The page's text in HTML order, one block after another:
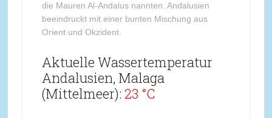
die Mauren Al-Andalus nannten. Andalusien
beeindruckt mit einer bunten Mischung aus
Orient und Okzident.
Aktuelle Wassertemperatur
Andalusien, Malaga
(Mittelmeer): 23 °C